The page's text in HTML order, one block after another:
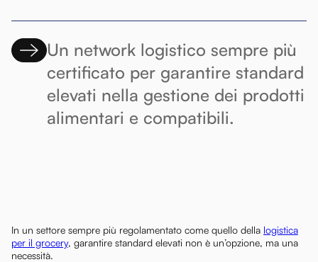
Un network logistico sempre più
certificato per garantire standard
elevati nella gestione dei prodotti
alimentari e compatibili.
In un settore sempre più regolamentato come quello della logistica
per il grocery, garantire standard elevati non è un’opzione, ma una
necessità.